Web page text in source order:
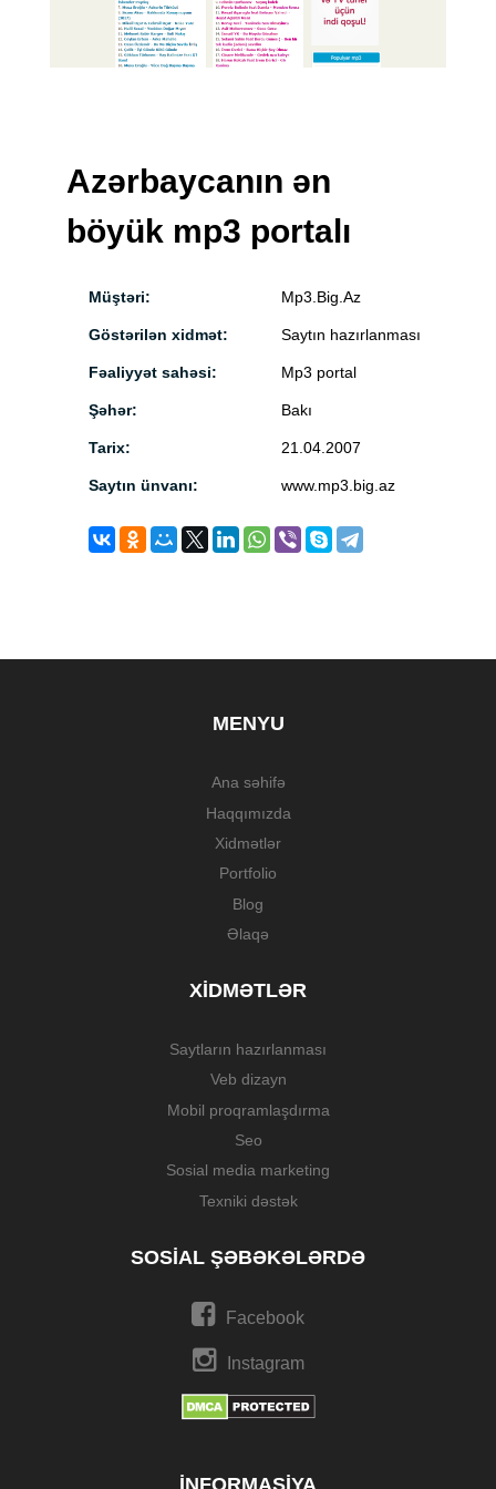
Azərbaycanın ən
böyük mp3 portalı
Müştəri: Mp3.Big.Az
Göstərilən xidmət: Saytın hazırlanması
Fəaliyyət sahəsi: Mp3 portal
Şəhər: Bakı
Tarix: 21.04.2007
Saytın ünvanı: www.mp3.big.az
MENYU
Ana səhifə
Haqqımızda
Xidmətlər
Portfolio
Blog
Əlaqə
XIDMƏTLƏR
Saytların hazırlanması
Veb dizayn
Mobil proqramlaşdırma
Seo
Sosial media marketing
Texniki dəstək
SOSIAL ŞƏBƏKƏLƏRDƏ
Facebook
Instagram